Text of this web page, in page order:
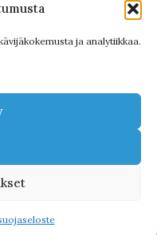
ja analytiikkaa.